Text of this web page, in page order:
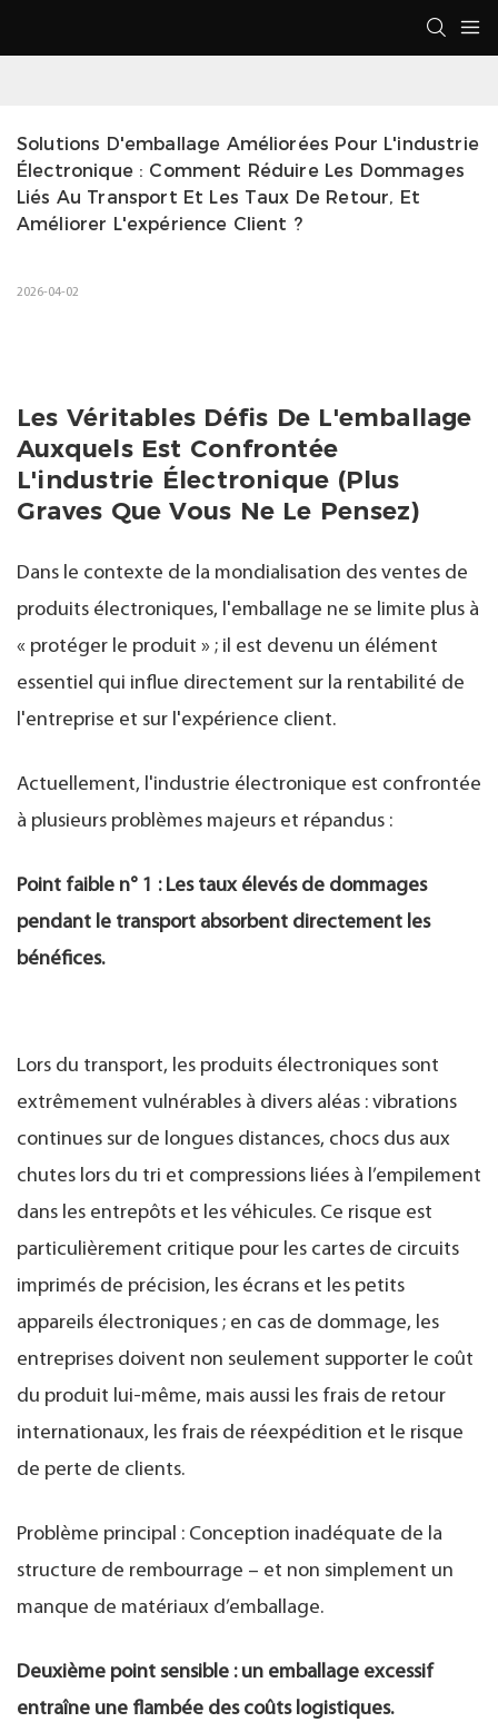
Solutions D'emballage Améliorées Pour L'industrie
Électronique : Comment Réduire Les Dommages
Liés Au Transport Et Les Taux De Retour, Et
Améliorer L'expérience Client ?
2026-04-02
Les Véritables Défis De L'emballage
Auxquels Est Confrontée
L'industrie Électronique (plus
Graves Que Vous Ne Le Pensez)
Dans le contexte de la mondialisation des ventes de
produits électroniques, l'emballage ne se limite plus à
« protéger le produit » ; il est devenu un élément
essentiel qui influe directement sur la rentabilité de
l'entreprise et sur l'expérience client.
Actuellement, l'industrie électronique est confrontée
à plusieurs problèmes majeurs et répandus :
Point faible n° 1 : Les taux élevés de dommages
pendant le transport absorbent directement les
bénéfices.
Lors du transport, les produits électroniques sont
extrêmement vulnérables à divers aléas : vibrations
continues sur de longues distances, chocs dus aux
chutes lors du tri et compressions liées à l’empilement
dans les entrepôts et les véhicules. Ce risque est
particulièrement critique pour les cartes de circuits
imprimés de précision, les écrans et les petits
appareils électroniques ; en cas de dommage, les
entreprises doivent non seulement supporter le coût
du produit lui-même, mais aussi les frais de retour
internationaux, les frais de réexpédition et le risque
de perte de clients.
Problème principal : Conception inadéquate de la
structure de rembourrage – et non simplement un
manque de matériaux d’emballage.
Deuxième point sensible : un emballage excessif
entraîne une flambée des coûts logistiques.